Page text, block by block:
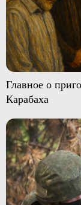
Главное о
Карабаха